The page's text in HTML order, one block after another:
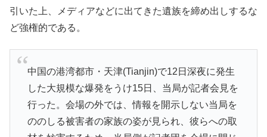
引いた上、メディアなどに出てきた遺族を締め出しするな
ど強権的である。
中国の港湾都市・天津(Tianjin)で12日深夜に発生
した大規模な爆発をうけ1­5日、当局が記者会見を
行った。会場の外では、情報を開示しない当局を
ののしる被害者­の家族の姿が見られ、彼らへの取